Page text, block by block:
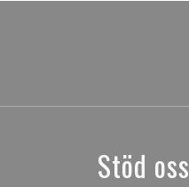
Stöd oss